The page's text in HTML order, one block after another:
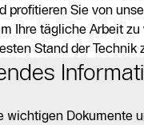
profitieren Sie von
Ihre tägliche Arbeit
Stand der Technik
wichtigen Dokumente